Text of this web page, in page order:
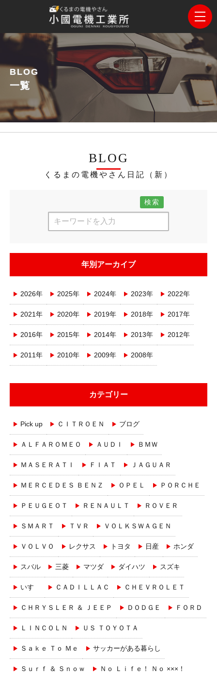
BLOG
一覧
BLOG
くるまの電機やさん日記（新）
検索
年別アーカイブ
2026年 2025年 2024年 2023年 2022年
2021年 2020年 2019年 2018年 2017年
2016年 2015年 2014年 2013年 2012年
2011年 2010年 2009年 2008年
カテゴリー
Pick up ＣＩＴＲＯＥＮ ブログ
ＡＬＦＡＲＯＭＥＯ ＡＵＤＩ ＢＭＷ
ＭＡＳＥＲＡＴＩ ＦＩＡＴ ＪＡＧＵＡＲ
ＭＥＲＣＥＤＥＳ ＢＥＮＺ ＯＰＥＬ ＰＯＲＣＨＥ
ＰＥＵＧＥＯＴ ＲＥＮＡＵＬＴ ＲＯＶＥＲ
ＳＭＡＲＴ ＴＶＲ ＶＯＬＫＳＷＡＧＥＮ
ＶＯＬＶＯ レクサス トヨタ 日産 ホンダ
スバル 三菱 マツダ ダイハツ スズキ
いすゞ ＣＡＤＩＬＬＡＣ ＣＨＥＶＲＯＬＥＴ
ＣＨＲＹＳＬＥＲ ＆ ＪＥＥＰ ＤＯＤＧＥ ＦＯＲＤ
ＬＩＮＣＯＬＮ ＵＳ ＴＯＹＯＴＡ
Ｓａｋｅ Ｔｏ Ｍｅ サッカーがある暮らし
Ｓｕｒｆ ＆ Ｓｎｏｗ Ｎｏ Ｌｉｆｅ！ Ｎｏ ×××！